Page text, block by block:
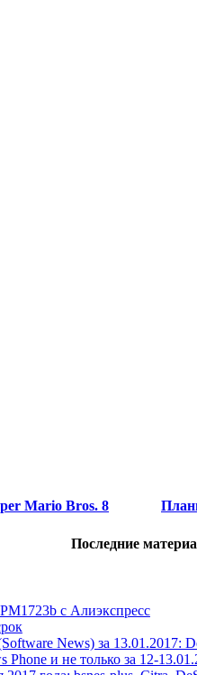
Mario Bros. 8
Последние
с Алиэкспресс
News) за 13.01.2017:
и не только за 12-